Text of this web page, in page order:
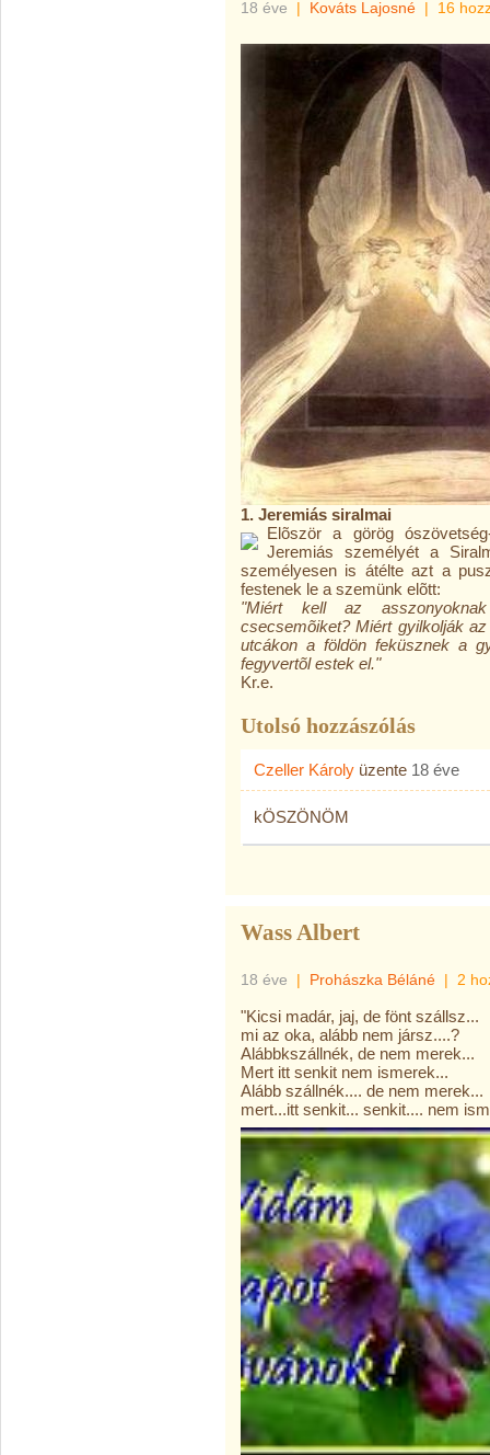
18 éve | Kováts Lajosné | 16
1. Jeremiás siralmai
Elõször a görög
Jeremiás személyét a
személyesen is átélte azt a
festenek le a szemünk elõtt:
"Miért kell az asszonyoknak
csecsemõiket? Miért gyilkolják
utcákon a földön feküsznek a
fegyvertõl estek el."
Kr.e.
Utolsó hozzászólás
Czeller Károly üzente 18 éve
kÖSZÖNÖM
Wass Albert
18 éve | Prohászka Béláné | 2
"Kicsi madár, jaj, de fönt szállsz...
mi az oka, alább nem jársz....?
Alábbkszállnék, de nem merek...
Mert itt senkit nem ismerek...
Alább szállnék.... de nem merek...
mert...itt senkit... senkit.... nem